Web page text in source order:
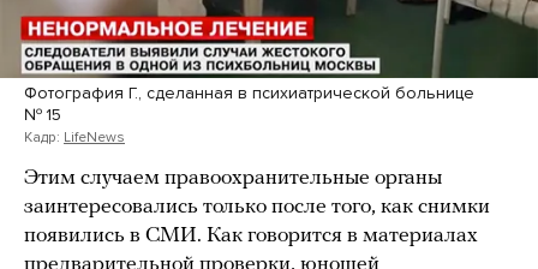
Фотография Г., сделанная в психиатрической больнице
№ 15
Кадр: LifeNews
Этим случаем правоохранительные органы
заинтересовались только после того, как снимки
появились в СМИ. Как говорится в материалах
предварительной проверки, юношей